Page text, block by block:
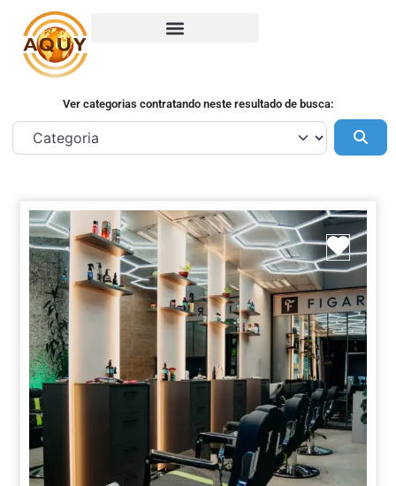
Ver categorias contratando neste resultado de busca: